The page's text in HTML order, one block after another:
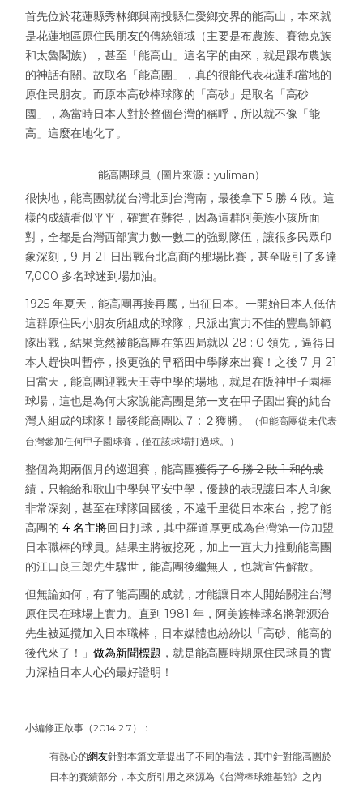
首先位於花蓮縣秀林鄉與南投縣仁愛鄉交界的能高山，本來就
是花蓮地區原住民朋友的傳統領域（主要是布農族、賽德克族
和太魯閣族），甚至「能高山」這名字的由來，就是跟布農族
的神話有關。故取名「能高團」，真的很能代表花蓮和當地的
原住民朋友。而原本高砂棒球隊的「高砂」是取名「高砂
國」，為當時日本人對於整個台灣的稱呼，所以就不像「能
高」這麼在地化了。
能高團球員（圖片來源： yuliman）
很快地，能高團就從台灣北到台灣南，最後拿下 5 勝 4 敗。這
樣的成績看似平平，確實在難得，因為這群阿美族小孩所面
對，全都是台灣西部實力數一數二的強勁隊伍，讓很多民眾印
象深刻，9 月 21 日出戰台北高商的那場比賽，甚至吸引了多達
7,000 多名球迷到場加油。
1925 年夏天，能高團再接再厲，出征日本。一開始日本人低估
這群原住民小朋友所組成的球隊，只派出實力不佳的豐島師範
隊出戰，結果竟然被能高團在第四局就以 28 : 0 領先，逼得日
本人趕快叫暫停，換更強的早稻田中學隊來出賽！之後 7 月 21
日當天，能高團迎戰天王寺中學的場地，就是在阪神甲子園棒
球場，這也是為何大家說能高團是第一支在甲子園出賽的純台
灣人組成的球隊！最後能高團以７ : ２獲勝。
（但能高團從未代表
台灣參加任何甲子園球賽，僅在該球場打過球。）
整個為期兩個月的巡迴賽，能高團獲得了 6 勝 2 敗 1 和的成
績，只輸給和歌山中學與平安中學，優越的表現讓日本人印象
非常深刻，甚至在球隊回國後，不遠千里從日本來台，挖了能
高團的4 名主將回日打球，其中羅道厚更成為台灣第一位加盟
日本職棒的球員。結果主將被挖死，加上一直大力推動能高團
的江口良三郎先生驟世，能高團後繼無人，也就宣告解散。
但無論如何，有了能高團的成就，才能讓日本人開始關注台灣
原住民在球場上實力。直到 1981 年，阿美族棒球名將郭源治
先生被延攬加入日本職棒，日本媒體也紛紛以「高砂、能高的
後代來了！」做為新聞標題 ，就是能高團時期原住民球員的實
力深植日本人心的最好證明！
小編修正啟事（2014.2.7）：
有熱心的網友針對本篇文章提出了不同的看法，其中針對能高團於
日本的賽績部分，本文所引用之來源為《台灣棒球維基館》之內